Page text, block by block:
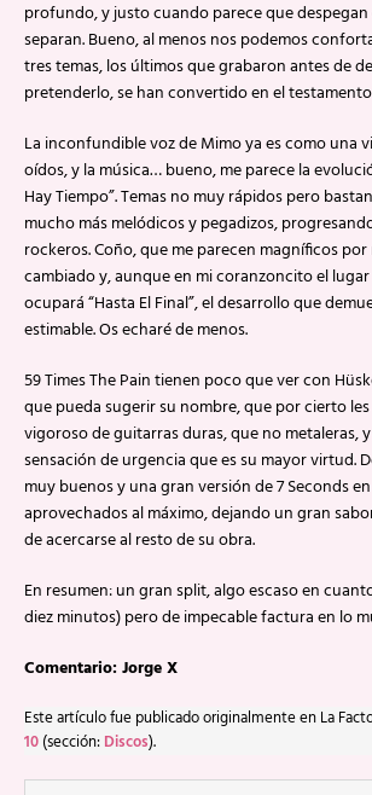
profundo, y justo cuando parece que despegan
separan. Bueno, al menos nos podemos
tres temas, los últimos que grabaron antes de
pretenderlo, se han convertido en el
La inconfundible voz de Mimo ya es como una
oídos, y la música… bueno, me parece la
Hay Tiempo”. Temas no muy rápidos pero
mucho más melódicos y pegadizos,
rockeros. Coño, que me parecen magníficos
cambiado y, aunque en mi coranzoncito el
ocupará “Hasta El Final”, el desarrollo que
estimable. Os echaré de menos.
59 Times The Pain tienen poco que ver con
que pueda sugerir su nombre, que por cierto
vigoroso de guitarras duras, que no metaleras,
sensación de urgencia que es su mayor virtud.
muy buenos y una gran versión de 7 Seconds
aprovechados al máximo, dejando un gran
de acercarse al resto de su obra.
En resumen: un gran split, algo escaso en
diez minutos) pero de impecable factura en lo
Comentario: Jorge X
Este artículo fue publicado originalmente en La
10 (sección: Discos).